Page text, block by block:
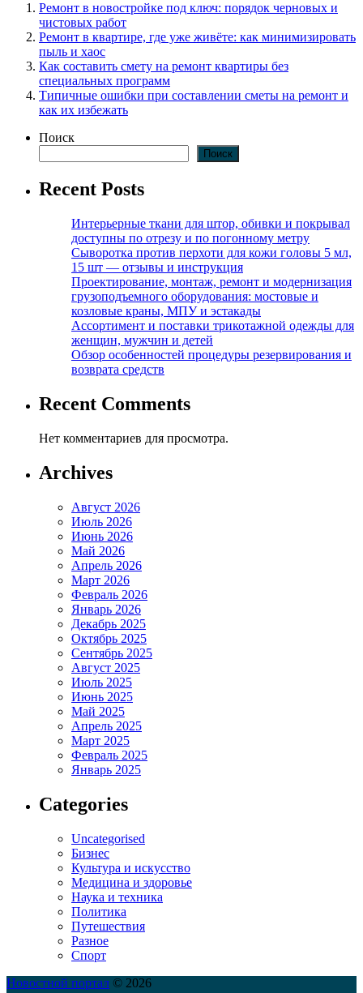
Ремонт в новостройке под ключ: порядок черновых и
чистовых работ
Ремонт в квартире, где уже живёте: как минимизировать
пыль и хаос
Как составить смету на ремонт квартиры без
специальных программ
Типичные ошибки при составлении сметы на ремонт и
как их избежать
Поиск
Поиск
Recent Posts
Интерьерные ткани для штор, обивки и покрывал
доступны по отрезу и по погонному метру
Сыворотка против перхоти для кожи головы 5 мл,
15 шт — отзывы и инструкция
Проектирование, монтаж, ремонт и модернизация
грузоподъемного оборудования: мостовые и
козловые краны, МПУ и эстакады
Ассортимент и поставки трикотажной одежды для
женщин, мужчин и детей
Обзор особенностей процедуры резервирования и
возврата средств
Recent Comments
Нет комментариев для просмотра.
Archives
Август 2026
Июль 2026
Июнь 2026
Май 2026
Апрель 2026
Март 2026
Февраль 2026
Январь 2026
Декабрь 2025
Октябрь 2025
Сентябрь 2025
Август 2025
Июль 2025
Июнь 2025
Май 2025
Апрель 2025
Март 2025
Февраль 2025
Январь 2025
Categories
Uncategorised
Бизнес
Культура и искусство
Медицина и здоровье
Наука и техника
Политика
Путешествия
Разное
Спорт
Новостной портал © 2026